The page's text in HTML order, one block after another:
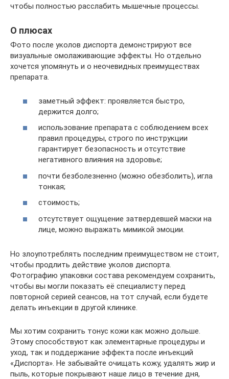
чтобы полностью расслабить мышечные процессы.
О плюсах
Фото после уколов диспорта демонстрируют все
визуальные омолаживающие эффекты. Но отдельно
хочется упомянуть и о неочевидных преимуществах
препарата.
заметный эффект: проявляется быстро,
держится долго;
использование препарата с соблюдением всех
правил процедуры, строго по инструкции
гарантирует безопасность и отсутствие
негативного влияния на здоровье;
почти безболезненно (можно обезболить), игла
тонкая;
стоимость;
отсутствует ощущение затвердевшей маски на
лице, можно выражать мимикой эмоции.
Но злоупотреблять последним преимуществом не стоит,
чтобы продлить действие уколов диспорта.
Фотографию упаковки состава рекомендуем сохранить,
чтобы вы могли показать её специалисту перед
повторной серией сеансов, на тот случай, если будете
делать инъекции в другой клинике.
Мы хотим сохранить тонус кожи как можно дольше.
Этому способствуют как элементарные процедуры и
уход, так и поддержание эффекта после инъекций
«Диспорта». Не забывайте очищать кожу, удалять жир и
пыль, которые покрывают наше лицо в течение дня,